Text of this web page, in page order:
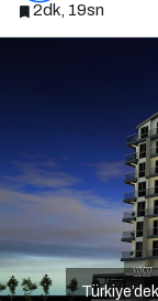
2dk, 19sn